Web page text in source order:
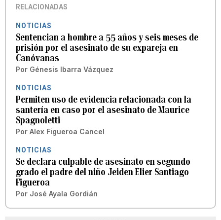
RELACIONADAS
NOTICIAS
Sentencian a hombre a 55 años y seis meses de
prisión por el asesinato de su expareja en
Canóvanas
Por Génesis Ibarra Vázquez
NOTICIAS
Permiten uso de evidencia relacionada con la
santería en caso por el asesinato de Maurice
Spagnoletti
Por Alex Figueroa Cancel
NOTICIAS
Se declara culpable de asesinato en segundo
grado el padre del niño Jeiden Elier Santiago
Figueroa
Por José Ayala Gordián